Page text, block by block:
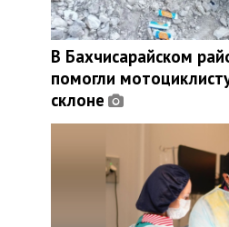
В Бахчисарайском
помогли
склоне